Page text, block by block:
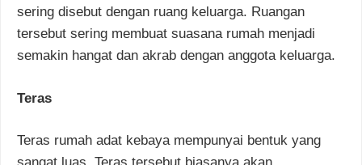
sering disebut dengan ruang keluarga. Ruangan
tersebut sering membuat suasana rumah menjadi
semakin hangat dan akrab dengan anggota keluarga.
Teras
Teras rumah adat kebaya mempunyai bentuk yang